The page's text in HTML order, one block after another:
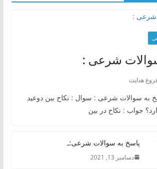
شرعی :
هدایت
536پاسخ به سوالات شرعی : سوال : نکاح بین دوعید
جواب : نکاح در بین
پاسخ به سوالات شرعی:ـ
دسامبر 13, 2021